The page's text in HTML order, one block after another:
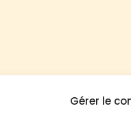
Gérer le